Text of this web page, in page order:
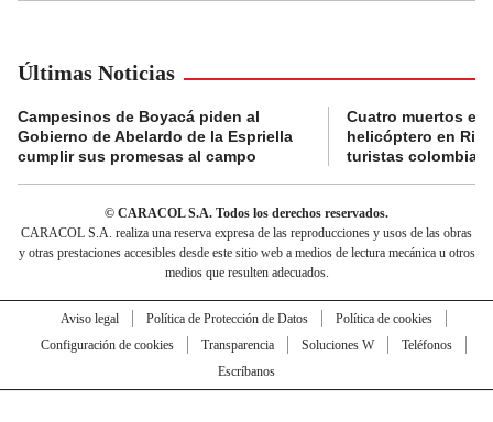
Últimas Noticias
Campesinos de Boyacá piden al
Gobierno de Abelardo de la Espriella
cumplir sus promesas al campo
Cuatro muertos en
helicóptero en
turistas
© CARACOL S.A. Todos los derechos reservados.
CARACOL S.A. realiza una reserva expresa de las reproducciones y usos de las obras
y otras prestaciones accesibles desde este sitio web a medios de lectura mecánica u otros
medios que resulten adecuados.
Aviso legal Política de Protección de Datos
Política de cookies
Configuración de cookies
Transparencia Soluciones W
Teléfonos
Escríbanos